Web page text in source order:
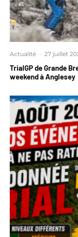
Actualité · 27 juillet
TrialGP de Grande
weekend à Anglesey